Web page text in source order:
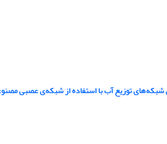
توزیع آب با استفاده از شبکه‌ی عصبی